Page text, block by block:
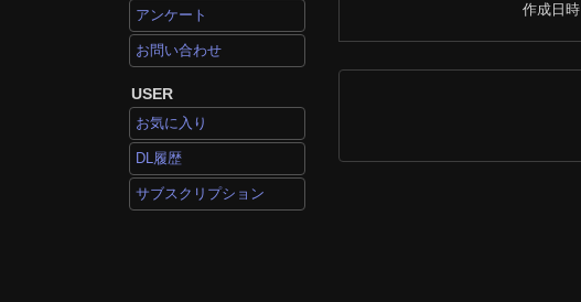
アンケート
お問い合わせ
USER
お気に入り
DL履歴
サブスクリプション
作成日時